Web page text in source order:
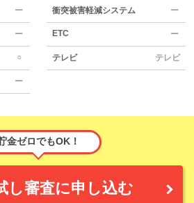
ー 衝突被害軽減システム ー
ー ETC ー
○ テレビ テレビ
ー
金ゼロでもOK！
し審査に申し込む